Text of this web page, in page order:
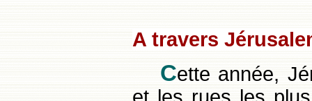
A travers
Cette année,